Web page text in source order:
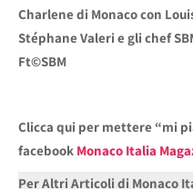
Charlene di Monaco con
Stéphane Valeri e gli chef
Ft©SBM
Clicca qui per mettere “mi
facebook Monaco Italia
Per Altri Articoli di Monaco